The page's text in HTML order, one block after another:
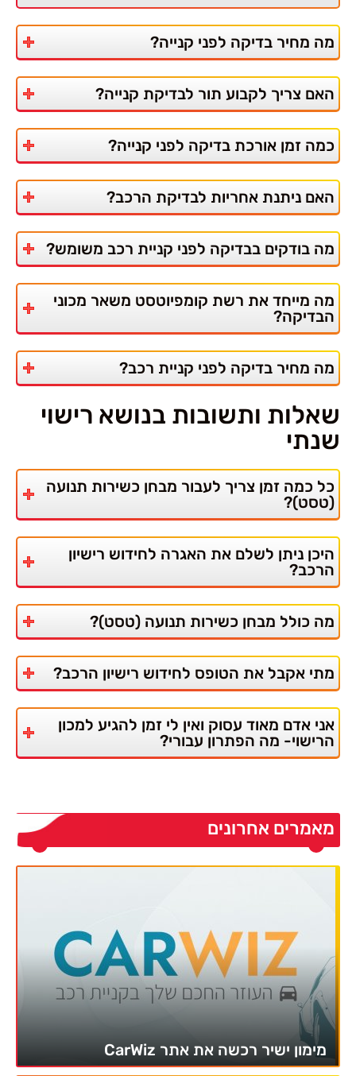
מה מחיר בדיקה לפני קנייה?
האם צריך לקבוע תור לבדיקת קנייה?
כמה זמן אורכת בדיקה לפני קנייה?
האם ניתנת אחריות לבדיקת הרכב?
מה בודקים בבדיקה לפני קניית רכב משומש?
מה מייחד את רשת קומפיוטסט משאר מכוני
הבדיקה?
מה מחיר בדיקה לפני קניית רכב?
שאלות ותשובות בנושא רישוי
שנתי
כל כמה זמן צריך לעבור מבחן כשירות תנועה
(טסט)?
היכן ניתן לשלם את האגרה לחידוש רישיון
הרכב?
מה כולל מבחן כשירות תנועה (טסט)?
מתי אקבל את הטופס לחידוש רישיון הרכב?
אני אדם מאוד עסוק ואין לי זמן להגיע למכון
הרישוי- מה הפתרון עבורי?
מאמרים אחרונים
מימון ישיר רכשה את אתר CarWiz